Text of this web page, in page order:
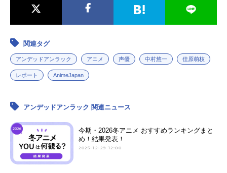
関連タグ
アンデッドアンラック アニメ 声優 中村悠一 佳原萌枝
レポート AnimeJapan
アンデッドアンラック 関連ニュース
今期・2026冬アニメ おすすめランキングまと
め！結果発表！
2025-12-29 12:00